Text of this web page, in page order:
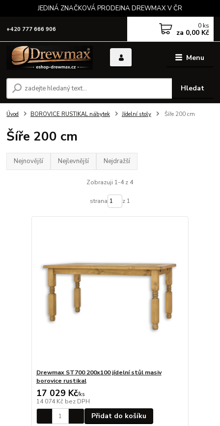
JEDINÁ ZNAČKOVÁ PRODEJNA DREWMAX V ČR
Menu
Hledat
+420 777 666 906 0 ks
za 0,00 Kč
Úvod BOROVICE RUSTIKAL nábytek Jídelní stoly Šíře 200 cm
Šíře 200 cm
Nejnovější Nejlevnější Nejdražší
Zobrazuji 1-4 z 4
strana z 1
Drewmax ST700 200x100 jídelní stůl masiv
borovice rustikal
17 029 Kč/ks
14 074 Kč bez DPH
Přidat do košíku